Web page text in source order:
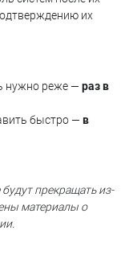
их
нужно реже — раз в
быстро — в
будут прекращать из-
материалы о